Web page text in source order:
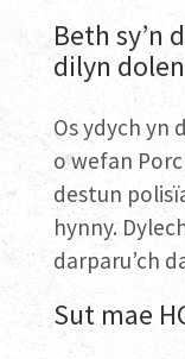
Beth sy’n
dilyn
Os ydych yn
o wefan
destun
hynny.
darparu’ch
Sut mae